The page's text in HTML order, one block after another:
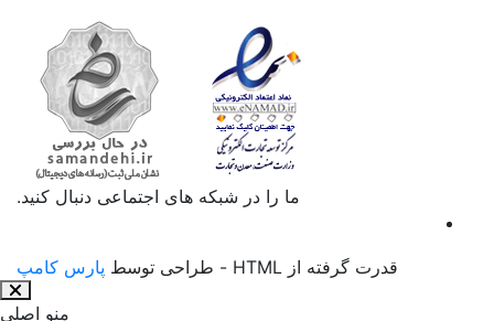
ما را در شبکه های اجتماعی دنبال کنید.
قدرت گرفته از HTML - طراحی توسط پارس کامپ
منو اصلی